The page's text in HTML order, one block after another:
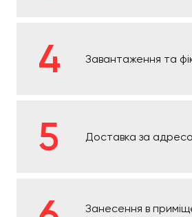
Завантаження та
Доставка за
Занесення в